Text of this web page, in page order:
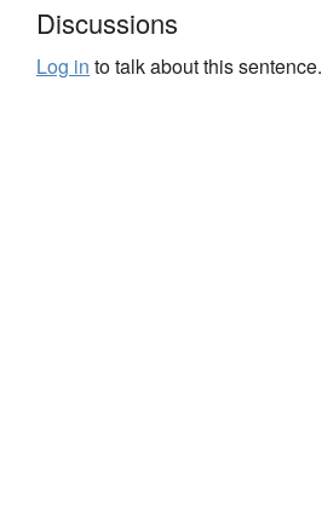
Discussions
Log in to talk about this sentence.